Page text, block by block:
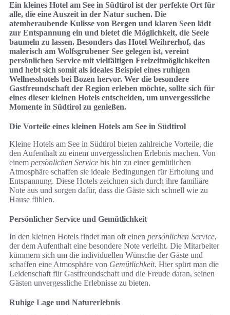
Ein kleines Hotel am See in Südtirol ist der perfekte Ort für
alle, die eine Auszeit in der Natur suchen. Die
atemberaubende Kulisse von Bergen und klaren Seen lädt
zur Entspannung ein und bietet die Möglichkeit, die Seele
baumeln zu lassen. Besonders das Hotel Weihrerhof, das
malerisch am Wolfsgrubener See gelegen ist, vereint
persönlichen Service mit vielfältigen Freizeitmöglichkeiten
und hebt sich somit als ideales Beispiel eines ruhigen
Wellnesshotels bei Bozen hervor. Wer die besondere
Gastfreundschaft der Region erleben möchte, sollte sich für
eines dieser kleinen Hotels entscheiden, um unvergessliche
Momente in Südtirol zu genießen.
Die Vorteile eines kleinen Hotels am See in Südtirol
Kleine Hotels am See in Südtirol bieten zahlreiche Vorteile, die
den Aufenthalt zu einem unvergesslichen Erlebnis machen. Von
einem persönlichen Service bis hin zu einer gemütlichen
Atmosphäre schaffen sie ideale Bedingungen für Erholung und
Entspannung. Diese Hotels zeichnen sich durch ihre familiäre
Note aus und sorgen dafür, dass die Gäste sich schnell wie zu
Hause fühlen.
Persönlicher Service und Gemütlichkeit
In den kleinen Hotels findet man oft einen persönlichen Service,
der dem Aufenthalt eine besondere Note verleiht. Die Mitarbeiter
kümmern sich um die individuellen Wünsche der Gäste und
schaffen eine Atmosphäre von Gemütlichkeit. Hier spürt man die
Leidenschaft für Gastfreundschaft und die Freude daran, seinen
Gästen unvergessliche Erlebnisse zu bieten.
Ruhige Lage und Naturerlebnis